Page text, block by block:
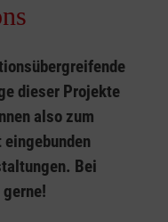
dieser Projekte
also zum
Bei